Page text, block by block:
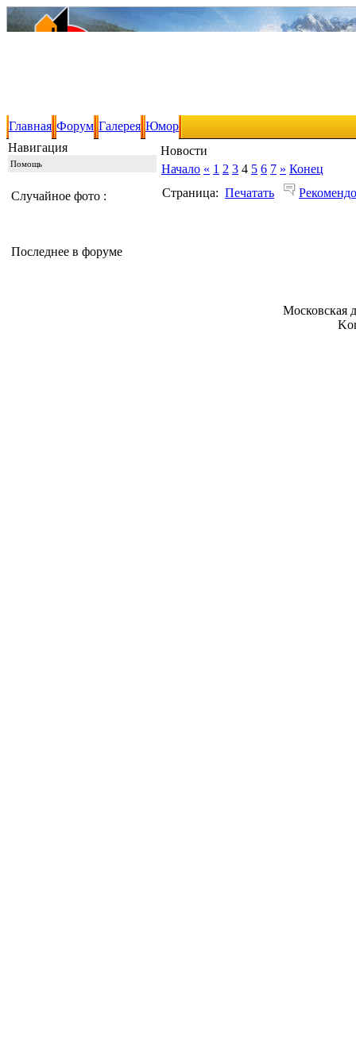
Главная Форум Галерея Юмор
Навигация
Помощь
Случайное фото :
Последнее в форуме
Новости
Начало « 1 2 3 4 5 6 7 » Конец
Страница: Печатать
Московская